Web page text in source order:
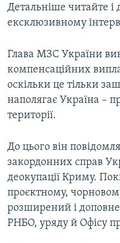
Детальніше читайте і
ексклюзивному
Глава МЗС України
компенсаційних
оскільки це тільки
наполягає Україна –
території.
До цього він
закордонних справ
деокупації Криму.
проєктному,
розширений і
РНБО, уряду й Офісу